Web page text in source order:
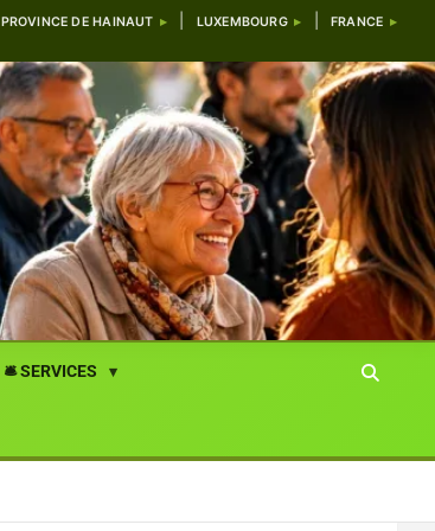
PROVINCE DE HAINAUT LUXEMBOURG FRANCE
🛎️ SERVICES